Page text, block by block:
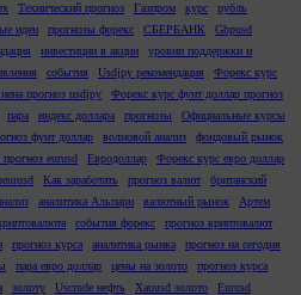
Технический прогноз Газпром курс
рубль
идеи
прогнозы форекс СБЕРБАНК
Gbpusd
инвестиции в акции
уровни поддержки и
события Usdjpy рекомендация
Форекс курс
прогноз usdjpy
Форекс курс фунт доллар прогноз
пара индекс доллара прогнозы
Официальные курсы
фунт доллар волновой анализ
фондовый рынок
прогноз eurusd
Евродоллар
Форекс курс евро доллар
Как заработать прогноз валют
британский
аналитика Альпари валютный рынок
Артем
события форекс
прогноз криптовалют
прогноз курса аналитика рынка
прогноз на сегодня
пара евро доллар цены на золото
прогноз курса
золоту Uscrude нефть Xauusd золото
Eurusd